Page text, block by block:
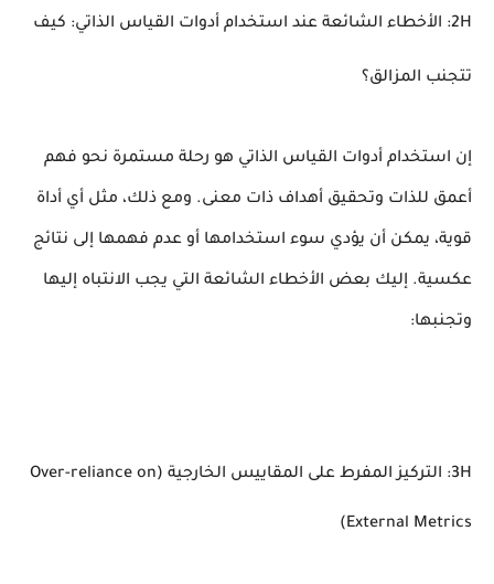
2H: الأخطاء الشائعة عند استخدام أدوات القياس الذاتي: كيف
تتجنب المزالق؟
إن استخدام أدوات القياس الذاتي هو رحلة مستمرة نحو فهم
أعمق للذات وتحقيق أهداف ذات معنى. ومع ذلك، مثل أي أداة
قوية، يمكن أن يؤدي سوء استخدامها أو عدم فهمها إلى نتائج
عكسية. إليك بعض الأخطاء الشائعة التي يجب الانتباه إليها
وتجنبها:
3H: التركيز المفرط على المقاييس الخارجية (Over-reliance on
External Metrics)